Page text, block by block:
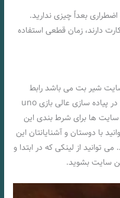
اضطراری بعداً چیزی ندارید.
دارند، زمان قطعی استفاده
شیر بت می باشد رابط
کاربری فوق العاده و سایت ایمن و توانایی در پیاده سازی عالی بازی uno
ها برای شرط بندی این
با دوستان و آشنایانتان این
توانید از لینکی که در ابتدا و
این سایت بشوید.